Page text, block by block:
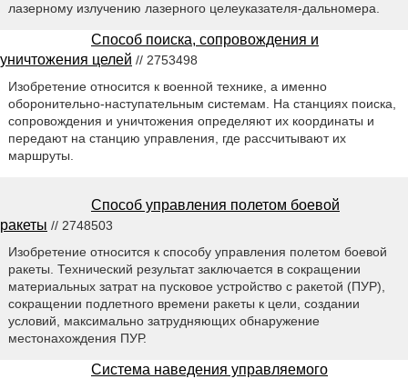
лазерному излучению лазерного целеуказателя-дальномера.
Способ поиска, сопровождения и
уничтожения целей // 2753498
Изобретение относится к военной технике, а именно
оборонительно-наступательным системам. На станциях поиска,
сопровождения и уничтожения определяют их координаты и
передают на станцию управления, где рассчитывают их
маршруты.
Способ управления полетом боевой
ракеты // 2748503
Изобретение относится к способу управления полетом боевой
ракеты. Технический результат заключается в сокращении
материальных затрат на пусковое устройство с ракетой (ПУР),
сокращении подлетного времени ракеты к цели, создании
условий, максимально затрудняющих обнаружение
местонахождения ПУР.
Система наведения управляемого